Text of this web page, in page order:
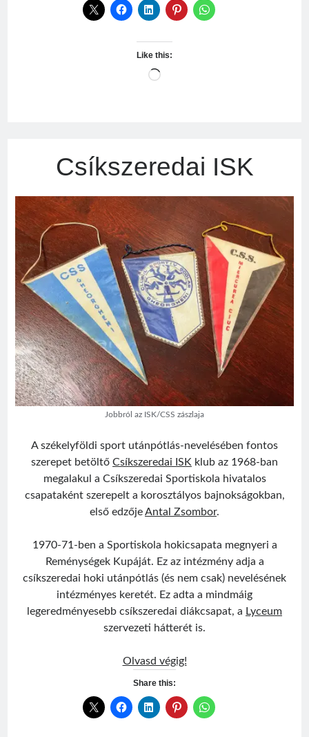
Like this:
Loading…
Csíkszeredai ISK
Jobbról az ISK/CSS zászlaja
A székelyföldi sport utánpótlás-nevelésében fontos
szerepet betöltő Csíkszeredai ISK klub az 1968-ban
megalakul a Csíkszeredai Sportiskola hivatalos
csapataként szerepelt a korosztályos bajnokságokban,
első edzőjeAntal Zsombor.
1970-71-ben a Sportiskola hokicsapata megnyeri a
Reménységek Kupáját. Ez az intézmény adja a
csíkszeredai hoki utánpótlás (és nem csak) nevelésének
intézményes keretét. Ez adta a mindmáig
legeredményesebb csíkszeredai diákcsapat, a Lyceum
szervezeti hátterét is.
Olvasd végig!Csíkszeredai
Share this: